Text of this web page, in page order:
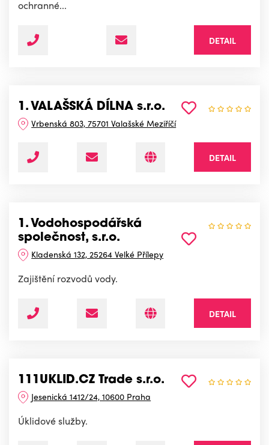
ochranné...
DETAIL
1. VALAŠSKÁ DÍLNA s.r.o.
Vrbenská 803, 75701 Valašské Meziříčí
DETAIL
1. Vodohospodářská
společnost, s.r.o.
Kladenská 132, 25264 Velké Přílepy
Zajištění rozvodů vody.
DETAIL
111UKLID.CZ Trade s.r.o.
Jesenická 1412/24, 10600 Praha
Úklidové služby.